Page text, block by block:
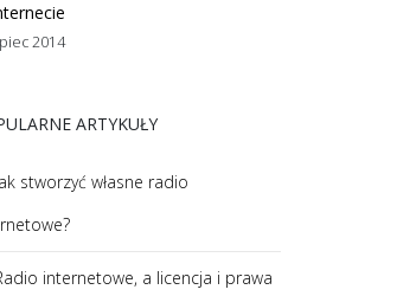
2014
ARTYKUŁY
stworzyć własne radio
internetowe, a licencja i prawa